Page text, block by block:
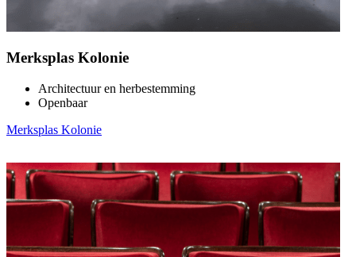
Merksplas Kolonie
Architectuur en herbestemming
Openbaar
Merksplas Kolonie